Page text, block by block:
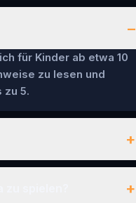
–
für Kinder ab etwa 10
zu lesen und
zu 5.
+
+